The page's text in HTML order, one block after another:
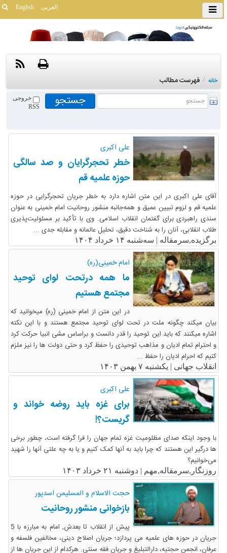
English العربی
خانه / فهرست مطالب
خروجی
RSS
علی اکبری
خطر تحجرگرایان و صد سالگی
حوزه علمیه قم
آقای علی اکبری در این متن اشاره دارد به خطر جریان تحجرگرایی در حوزه
علمیه قم و لزوم تبیین عمیق و همه‌جانبه منشور روحانیت امام خمینی به عنوان
سندی راهبردی برای گفتمان انقلاب اسلامی. وی با تأکید بر مسئولیت‌پذیری
طلاب انقلابی، آنان را به شناخت دقیق، تحلیل عالمانه و مقابله جدی ...
برگزیده,سرمقاله | سه‌شنبه ۱۴ خرداد ۱۴۰۴
امام خمینی(ره)
ما همه درتحت لوای توحید
مجتمع هستیم
در این متن از امام خمینی (ره) میخوانید که
بیان میکند چگونه ملت در تحت لوای توحید مجتمع هستند و با این نکته
اشاره میکنند که باید این توحید را قدر دانست و براساس مشی انبیا حرکت کرد
و احترام تمام ادیان و مذاهب توحیدی را حفظ کرد و حتی دولت ها را نیز ملزم
کنیم که احرام ادیان را حفظ ...
انقلاب جهانی | یکشنبه ۷ بهمن ۱۴۰۳
علی اکبری
برای غزه باید روضه خواند و
گریست؟!
با وجود اینکه صدای مظلومیت غزه تمام جهان را فرا گرفته است، چطور برخی
ها درگیر این‌ هستند که چرا باید به آنها کمک کنیم و یا به چه علتی آنها را شهید
می‌خوانیم؟
روزنگار,سرمقاله,مهم | دوشنبه ۲۱ خرداد ۱۴۰۳
حجت الاسلام و المسلیمن اسدپور
بازخوانی منشور روحانیت
پیش از انقلاب تا بعدش, امام به مبارزه با 5
جریان در حوزه های علمیه می پردازد؛ جریان اصلاح دینی، مخالفین فلسفه و
عرفان، انجمن حجتیه، دارالتبلیغ و جریان فقه سنتی. هرکدام از این جریان ها از